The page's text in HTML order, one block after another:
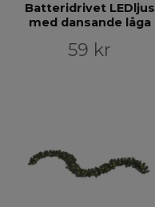
Batteridrivet LEDljus
med dansande låga
59 kr